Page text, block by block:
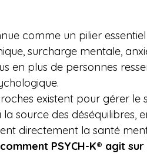
comme un pilier essentiel
surcharge mentale,
en plus de personnes
existent pour gérer le
source des déséquilibres,
directement la santé
comment PSYCH-K® agit